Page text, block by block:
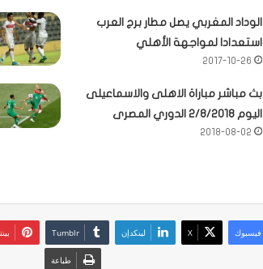
الوداد المغربي يصل مطار برج العرب
استعدادا لمواجهة الأهلي
2017-10-26
بث مباشر مباراة الاهلى والاسماعيلى
اليوم 2/8/2018 الدوري المصرى
2018-08-02
فيسبوك ‫X لينكدإن ‏Tumblr
طباعة